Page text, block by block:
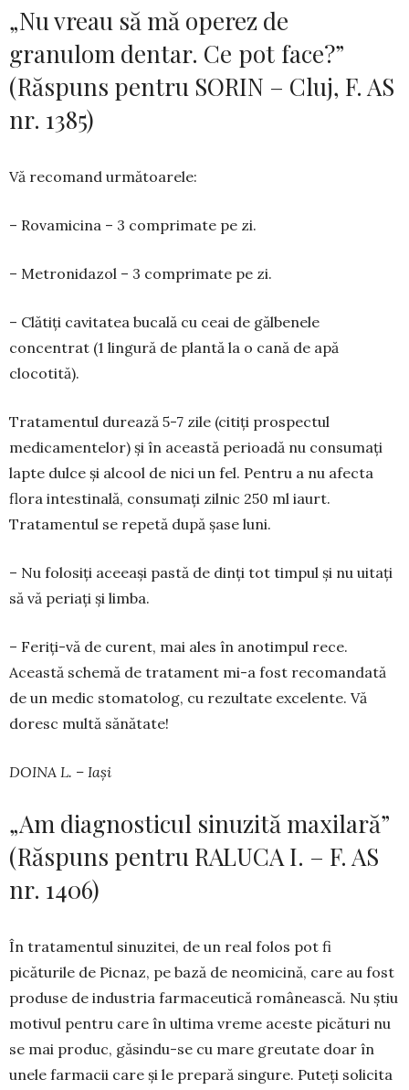
„Nu vreau să mă operez de
granulom dentar. Ce pot face?”
(Răspuns pentru SORIN – Cluj, F. AS
nr. 1385)
Vă recomand următoarele:
– Rovamicina – 3 comprimate pe zi.
– Metronidazol – 3 comprimate pe zi.
– Clătiți cavitatea bucală cu ceai de gălbenele
concentrat (1 lingură de plantă la o cană de apă
clocotită).
Tratamentul durează 5-7 zile (citiți prospectul
medicamentelor) și în această perioadă nu consu­mați
lapte dulce și alcool de nici un fel. Pentru a nu afecta
flora intestinală, consumați zilnic 250 ml iaurt.
Tratamentul se repetă după șase luni.
– Nu folosiți aceeași pastă de dinți tot timpul și nu uitați
să vă periați și limba.
– Feriți-vă de curent, mai ales în anotimpul rece.
Această schemă de tratament mi-a fost reco­mandată
de un medic stomatolog, cu rezultate exce­lente. Vă
doresc multă sănătate!
DOINA L. – Iași
„Am diagnosticul sinuzită maxilară”
(Răspuns pentru RALUCA I. – F. AS
nr. 1406)
În tratamentul sinuzitei, de un real folos pot fi
picăturile de Picnaz, pe bază de neomicină, care au fost
produse de industria farmaceutică românească. Nu știu
motivul pentru care în ultima vreme aceste picături nu
se mai produc, gă­sindu-se cu mare greutate doar în
unele farmacii care și le prepară singure. Puteți solicita